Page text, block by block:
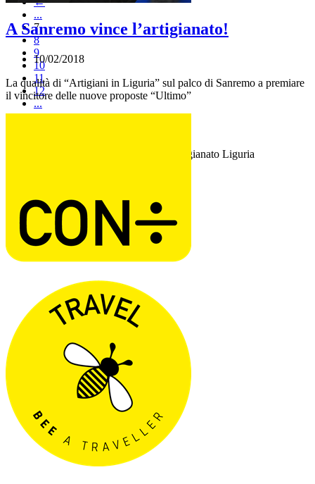
A Sanremo vince l’artigianato!
10/02/2018
La qualità di “Artigiani in Liguria” sul palco di Sanremo a premiare
il vincitore delle nuove proposte “Ultimo”
...
7
8
9
10
11
12
...
→
Itinerari Artigiani è realizzato da Confartigianato Liguria